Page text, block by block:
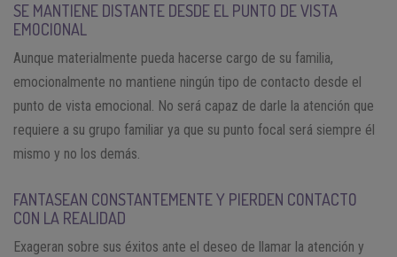
SE MANTIENE DISTANTE DESDE EL PUNTO DE VISTA
EMOCIONAL
Aunque materialmente pueda hacerse cargo de su familia,
emocionalmente no mantiene ningún tipo de contacto desde el
punto de vista emocional. No será capaz de darle la atención que
requiere a su grupo familiar ya que su punto focal será siempre él
mismo y no los demás.
FANTASEAN CONSTANTEMENTE Y PIERDEN CONTACTO
CON LA REALIDAD
Exageran sobre sus éxitos ante el deseo de llamar la atención y